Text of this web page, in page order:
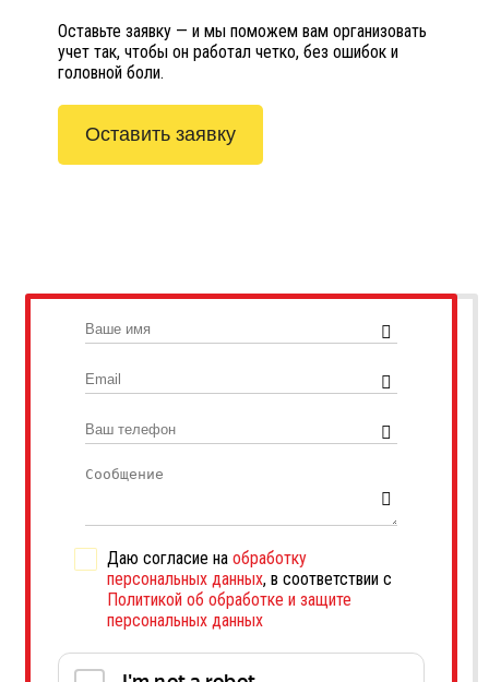
Оставьте заявку — и мы поможем вам организовать
учет так, чтобы он работал четко, без ошибок и
головной боли.
Оставить заявку
Даю согласие на обработку
персональных данных, в соответствии с
Политикой об обработке и защите
персональных данных